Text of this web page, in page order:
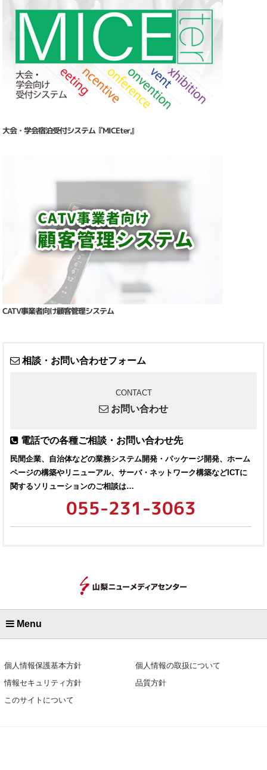
大会・学会宿泊受付システム『MICEter』
CATV事業者向け顧客管理システム
相談・お問い合わせフォーム
CONTACT
お問い合わせ
電話での各種ご相談・お問い合わせ先
民間企業、自治体などの業務システム開発・パッケージ開発、ホーム
ページの構築やリニューアル、サーバ・ネットワーク構築などICTに
関するソリューションのご相談は…
055-231-3063
Menu
個人情報保護基本方針
個人情報の取扱について
情報セキュリティ方針
品質方針
このサイトについて